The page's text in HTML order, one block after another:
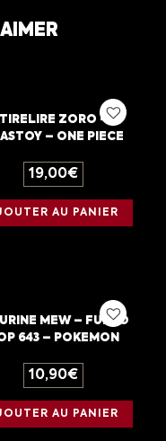
TIRELIRE ZORO –
– ONE PIECE
19,00€
AU PANIER
MEW – FUNKO
643 – POKEMON
10,90€
AU PANIER